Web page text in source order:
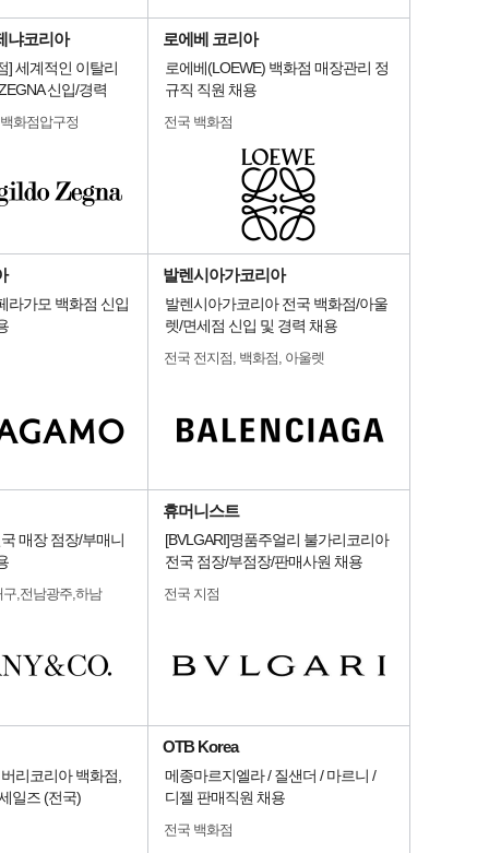
냐코리아
] 세계적인 이탈리
신입/경력
화점압구정
로에베 코리아
로에베(LOEWE) 백화점 매장관리 정
규직 직원 채용
전국 백화점
라가모 백화점 신입
발렌시아가코리아
발렌시아가코리아 전국 백화점/아울
렛/면세점 신입 및 경력 채용
전국 전지점, 백화점, 아울렛
매장 점장/부매니
,전남광주,하남
휴머니스트
[BVLGARI]명품주얼리 불가리코리아
전국 점장/부점장/판매사원 채용
전국 지점
리코리아 백화점,
일즈 (전국)
OTB Korea
메종마르지엘라 / 질샌더 / 마르니 /
디젤 판매직원 채용
전국 백화점